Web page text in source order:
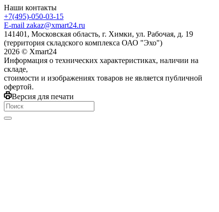
Наши контакты
+7(495)-050-03-15
E-mail zakaz@xmart24.ru
141401, Московская область, г. Химки, ул. Рабочая, д. 19
(территория складского комплекса ОАО "Эхо")
2026 © Хmart24
Информация о технических характеристиках, наличии на
складе,
стоимости и изображениях товаров не является публичной
офертой.
Версия для печати